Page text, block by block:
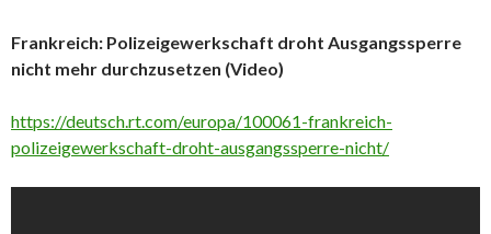
Frankreich: Polizeigewerkschaft droht Ausgangssperre
nicht mehr durchzusetzen (Video)
https://deutsch.rt.com/europa/100061-frankreich-
polizeigewerkschaft-droht-ausgangssperre-nicht/